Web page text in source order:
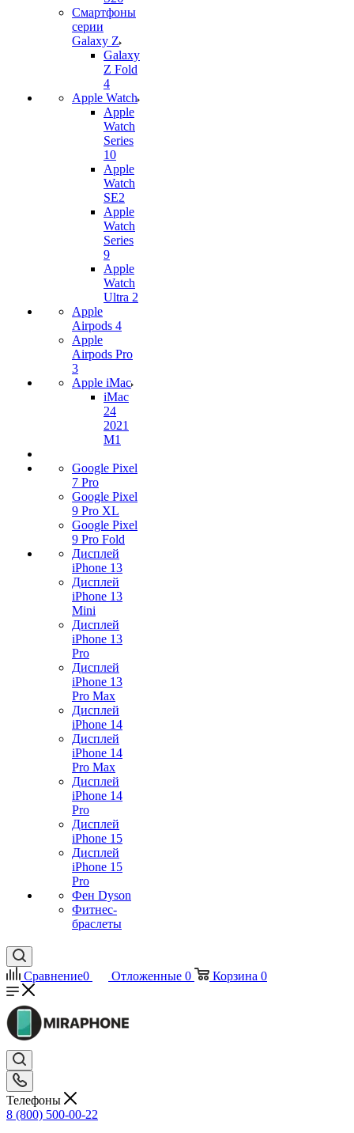
Смартфоны
серии
Galaxy Z
Galaxy
Z Fold
4
Apple Watch
Apple
Watch
Series
10
Apple
Watch
SE2
Apple
Watch
Series
9
Apple
Watch
Ultra 2
Apple
Airpods 4
Apple
Airpods Pro
3
Apple iMac
iMac
24
2021
M1
Google Pixel
7 Pro
Google Pixel
9 Pro XL
Google Pixel
9 Pro Fold
Дисплей
iPhone 13
Дисплей
iPhone 13
Mini
Дисплей
iPhone 13
Pro
Дисплей
iPhone 13
Pro Max
Дисплей
iPhone 14
Дисплей
iPhone 14
Pro Max
Дисплей
iPhone 14
Pro
Дисплей
iPhone 15
Дисплей
iPhone 15
Pro
Фен Dyson
Фитнес-
браслеты
Сравнение0 Отложенные 0 Корзина 0
Телефоны
8 (800) 500-00-22